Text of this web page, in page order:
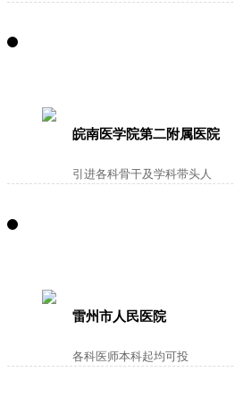
皖南医学院第二附属医院
引进各科骨干及学科带头人
雷州市人民医院
各科医师本科起均可投